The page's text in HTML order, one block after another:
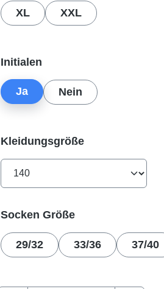
XL XXL
Initialen
Ja Nein
Kleidungsgrößeauswählen
Socken Größeauswählen
29/32 33/36 37/40